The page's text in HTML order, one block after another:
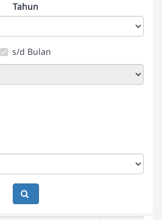
Tahun
s/d Bulan